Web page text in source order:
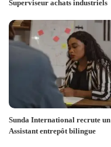
Superviseur achats industriels
Sunda International recrute un
Assistant entrepôt bilingue